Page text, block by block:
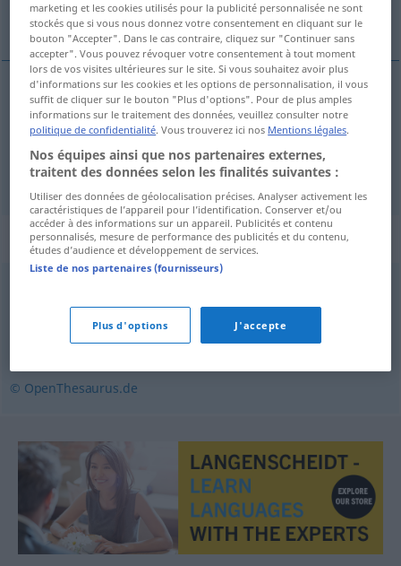
divertir
exemples
jemanden bespaßen
divertirqn
Synonymes de "bespaßen"
unterhalten,amüsieren,belustigen
© OpenThesaurus.de
marketing et les cookies utilisés pour la publicité personnalisée ne sont
stockés que si vous nous donnez votre consentement en cliquant sur le
bouton "Accepter". Dans le cas contraire, cliquez sur "Continuer sans
accepter". Vous pouvez révoquer votre consentement à tout moment
lors de vos visites ultérieures sur le site. Si vous souhaitez avoir plus
d'informations sur les cookies et les options de personnalisation, il vous
suffit de cliquer sur le bouton "Plus d'options". Pour de plus amples
informations sur le traitement des données, veuillez consulter notre
politique de confidentialité. Vous trouverez ici nos Mentions légales.
Nos équipes ainsi que nos partenaires externes,
traitent des données selon les finalités suivantes :
Utiliser des données de géolocalisation précises. Analyser activement les
caractéristiques de l’appareil pour l’identification. Conserver et/ou
accéder à des informations sur un appareil. Publicités et contenu
personnalisés, mesure de performance des publicités et du contenu,
études d’audience et développement de services.
Liste de nos partenaires (fournisseurs)
Plus d'options J'accepte